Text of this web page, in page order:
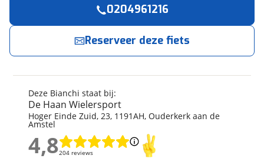
Bianchi
Model
E-ARCADEX TOUR
Frametype
Wielmaat
28 inch
Nieuw of occasion
Nieuw
Deze Bianchi staat bij:
De Haan Wielersport
Hoger Einde Zuid, 23, 1191AH, Ouderkerk aan de
Amstel
4,8204 reviews
4,8
0204961216
Reserveer deze fiets
nu!
De Haan Wielersport neemt snel contact met je
Naam
E-mailadres